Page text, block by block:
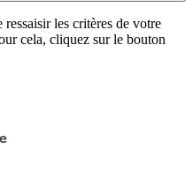
les critères de votre
cela, cliquez sur le bouton